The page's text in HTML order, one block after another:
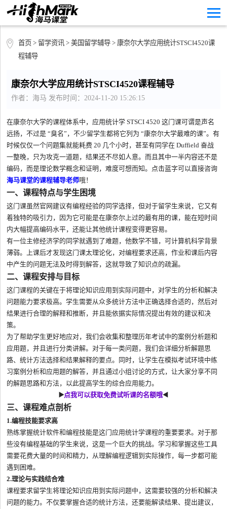
首页 > 留学资讯> 美国留学辅导> 康奈尔大学应用统计STSCI4520课
程辅导
康奈尔大学应用统计STSCI4520课程辅导
作者：海马 发布时间：2024-11-20 15:26:15
在康奈尔大学的课程体系中，应用统计学 STSCI 4520 这门课可谓是声名
远扬，不过是 “臭名”，不少留学生都将它列为 “康奈尔大学最难的课”。有
时候仅仅一个问题集就能耗费 20 几个小时，甚至有同学在 Duffield 奋战
一整晚，只为攻克一道题，结果还不尽如人意。而且其中一半内容还不是
编码，而是理论数学概念和证明，难度可想而知。点击蓝字可以直接咨询
海马课堂的课程辅导老师哦！
一、课程特点与学生困境
这门课虽然官网建议有编程经验的同学选择，但对于留学生来说，它又有
着独特的吸引力，因为它可能是在康奈尔上过的最有用的课，能在短时间
内大幅提高编码水平，还能让其他统计课程变得更容易。
有一位主修经济学的同学就遇到了难题，他数学不错，可计算机科学背景
薄弱。上课后才发现这门课太理论化，对编程要求还高，作业和课后内容
中产生的问题无法及时得到解答，这就导致了知识点的疏漏。
二、课程安排与目标
这门课程的关键在于将理论知识应用到实际问题中，对学生的分析和解决
问题能力要求极高。学生需要从众多统计方法中正确选择合适的，然后对
结果进行合理的解释和推断，并且能依据实际情况提出有效的建议和决
策。
为了帮助学生更好地应对，我们会收集和整理历年考试中的案例分析题和
应用题，并且进行分类讲解。对于每一类问题，我们会详细分析解题思
路、统计方法选择和结果解释的要点。同时，让学生在模拟考试环境中练
习案例分析和应用题的解答，并且通过小组讨论的方式，让大家分享不同
的解题思路和方法，以此提高学生的综合应用能力。
▶️点我可以获取免费试听课的名额哦◀️
三、课程难点剖析
1.编程技能要求高
熟练掌握统计软件和编程技能是这门应用统计学课程的重要要求。对于那
些没有编程基础的学生来说，这是一个巨大的挑战。学习和掌握这些工具
需要花费大量的时间和精力，从理解编程逻辑到实际操作，每一步都可能
遇到困难。
2.理论与实践结合难
课程要求留学生将理论知识应用到实际问题中，这需要较强的分析和解决
问题的能力。不仅要掌握合适的统计方法，还要能解读结果、提出建议，